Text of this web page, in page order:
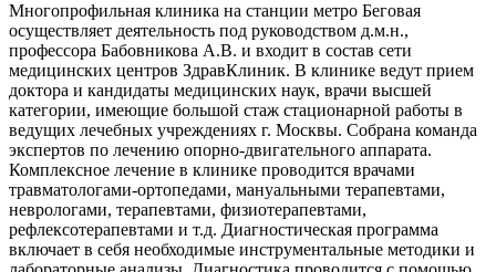
Многопрофильная клиника на станции метро Беговая
осуществляет деятельность под руководством д.м.н.,
профессора Бабовникова А.В. и входит в состав сети
медицинских центров ЗдравКлиник. В клинике ведут прием
доктора и кандидаты медицинских наук, врачи высшей
категории, имеющие большой стаж стационарной работы в
ведущих лечебных учреждениях г. Москвы. Собрана команда
экспертов по лечению опорно-двигательного аппарата.
Комплексное лечение в клинике проводится врачами
травматологами-ортопедами, мануальными терапевтами,
неврологами, терапевтами, физиотерапевтами,
рефлексотерапевтами и т.д. Диагностическая программа
включает в себя необходимые инструментальные методики и